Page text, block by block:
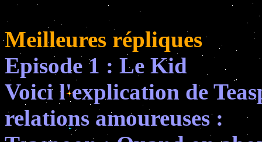
Meilleures répliques
Episode 1 : Le Kid
Voici l'explication de
relations amoureuses :